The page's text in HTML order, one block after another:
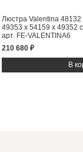
Люстра Valentina 48132
49353 x 54159 x 49352
арт. FE-VALENTINA6
210 680 ₽